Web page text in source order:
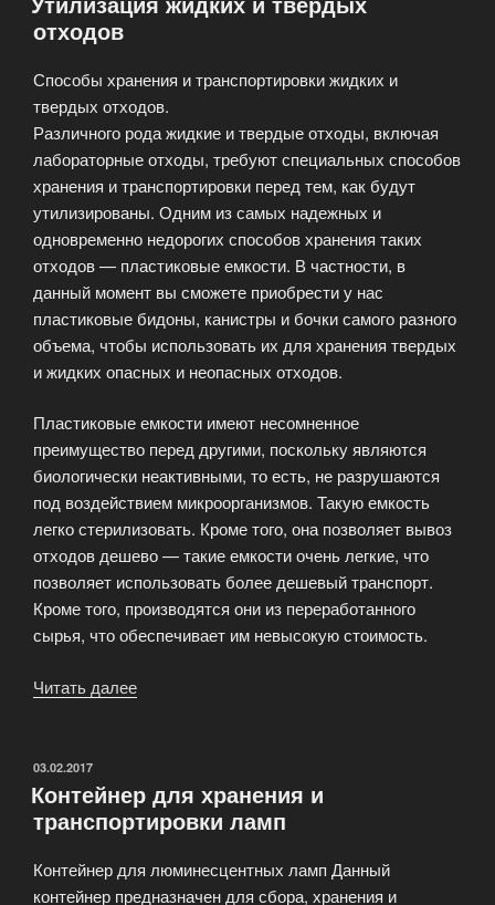
отходов
Способы хранения и транспортировки жидких и
твердых отходов.
Различного рода жидкие и твердые отходы, включая
лабораторные отходы, требуют специальных способов
хранения и транспортировки перед тем, как будут
утилизированы. Одним из самых надежных и
одновременно недорогих способов хранения таких
отходов — пластиковые емкости. В частности, в
данный момент вы сможете приобрести у нас
пластиковые бидоны, канистры и бочки самого разного
объема, чтобы использовать их для хранения твердых
и жидких опасных и неопасных отходов.
Пластиковые емкости имеют несомненное
преимущество перед другими, поскольку являются
биологически неактивными, то есть, не разрушаются
под воздействием микроорганизмов. Такую емкость
легко стерилизовать. Кроме того, она позволяет вывоз
отходов дешево — такие емкости очень легкие, что
позволяет использовать более дешевый транспорт.
Кроме того, производятся они из переработанного
сырья, что обеспечивает им невысокую стоимость.
Читать далее
отходов»
ОПУБЛИКОВАНО
03.02.2017
Контейнер для хранения и
транспортировки ламп
Контейнер для люминесцентных ламп Данный
контейнер предназначен для сбора, хранения и